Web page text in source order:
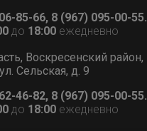
85-66, 8 (967) 095-00-55.
до 18:00ежедневно
Воскресенский район,
Сельская, д. 9
46-82, 8 (967) 095-00-55.
до 18:00ежедневно